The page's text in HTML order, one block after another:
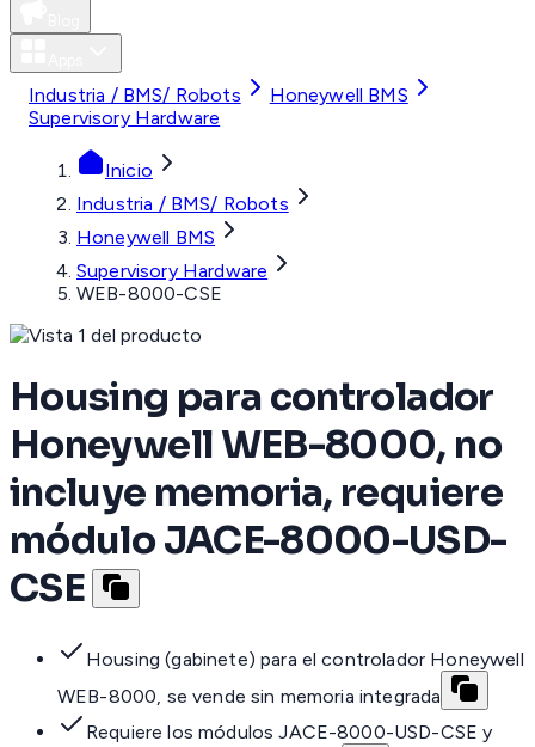
Industria / BMS/ Robots
Honeywell BMS
Supervisory Hardware
Inicio
Industria / BMS/ Robots
Honeywell BMS
Supervisory Hardware
WEB-8000-CSE
Housing para controlador
Honeywell WEB-8000, no
incluye memoria, requiere
módulo JACE-8000-USD-
CSE
Housing (gabinete) para el controlador Honeywell
WEB-8000, se vende sin memoria integrada
Requiere los módulos JACE-8000-USD-CSE y